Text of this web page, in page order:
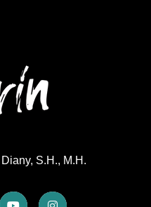
S.H., M.H.